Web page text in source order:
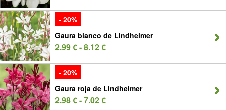
- 20%
Gaura blanco de Lindheimer
2.99 € - 8.12 €
- 20%
Gaura roja de Lindheimer
2.98 € - 7.02 €